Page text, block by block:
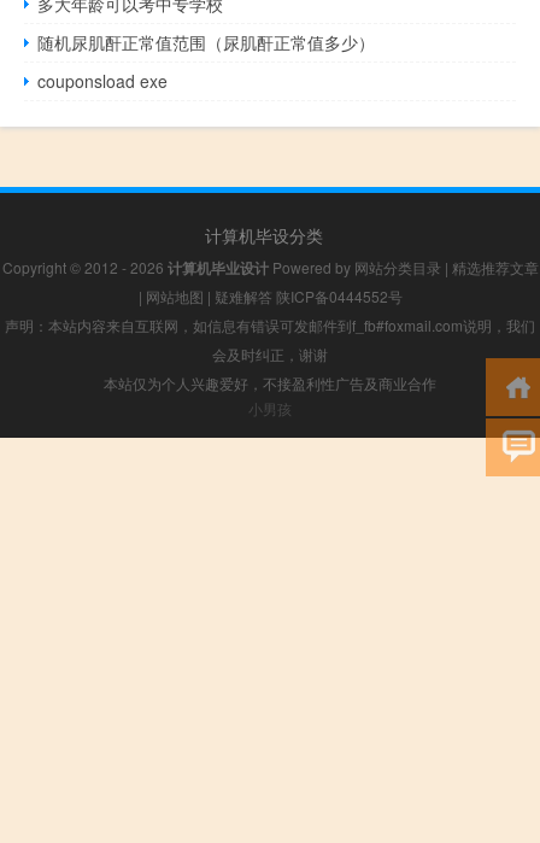
随机尿肌酐正常值范围（尿肌酐正常值多少）
couponsload exe
计算机毕设分类
Copyright © 2012 - 2026 计算机毕业设计Powered by 网站分类目录 | 精选推荐文章
| 网站地图 | 疑难解答 陕ICP备0444552号
声明：本站内容来自互联网，如信息有错误可发邮件到f_fb#foxmail.com说明，我们
会及时纠正，谢谢
本站仅为个人兴趣爱好，不接盈利性广告及商业合作
小男孩